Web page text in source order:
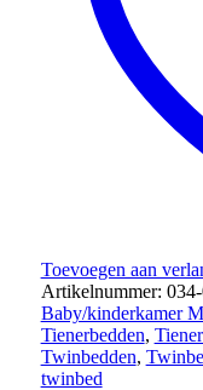
Toevoegen aan
Artikelnummer:
Baby/kinderkamer
Tienerbedden,
Twinbedden,
twinbed